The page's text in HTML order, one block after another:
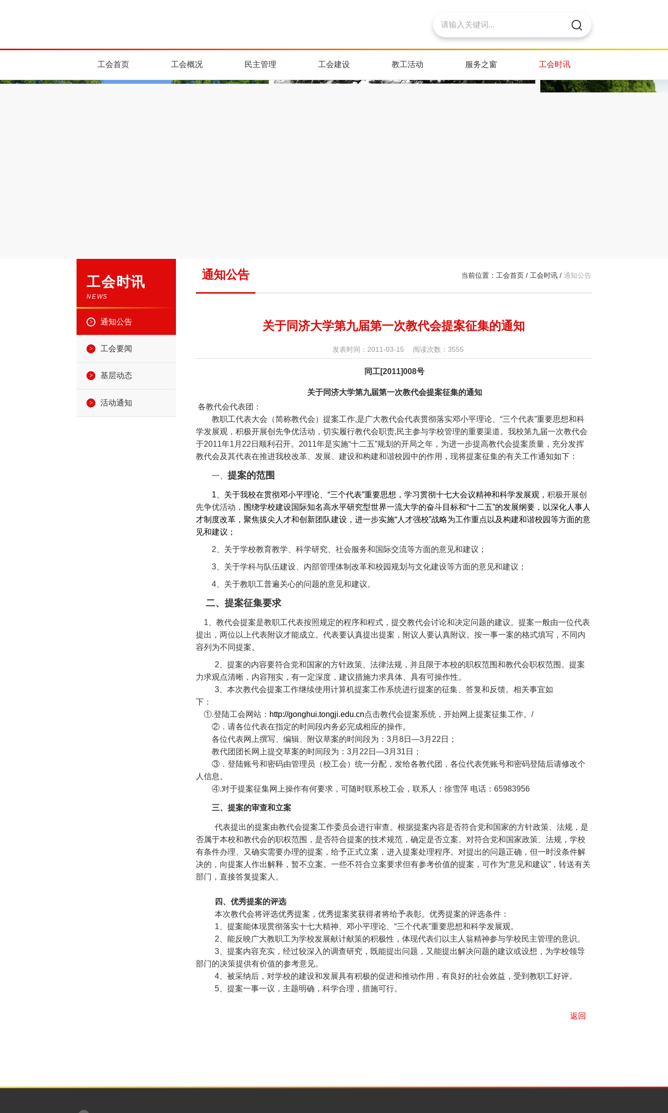
工会首页 工会概况 民主管理 工会建设 教工活动 服务之窗 工会时讯
工会时讯
NEWS
通知公告
工会要闻
基层动态
活动通知
通知公告 当前位置： 工会首页/ 工会时讯/ 通知公告
关于同济大学第九届第一次教代会提案征集的通知
发表时间：2011-03-15 阅读次数：3555
同工[2011]008号
关于同济大学第九届第一次教代会提案征集的通知
各教代会代表团：
教职工代表大会（简称教代会）提案工作,是广大教代会代表贯彻落实邓小平理论、“三个代表”重要思想和科
学发展观，积极开展创先争优活动，切实履行教代会职责,民主参与学校管理的重要渠道。我校第九届一次教代会
于2011年1月22日顺利召开。2011年是实施“十二五”规划的开局之年，为进一步提高教代会提案质量，充分发挥
教代会及其代表在推进我校改革、发展、建设和构建和谐校园中的作用，现将提案征集的有关工作通知如下：
一、提案的范围
1 、关于我校在贯彻邓小平理论、“三个代表”重要思想，学习贯彻十七大会议精神和科学发展观，积极开展创
先争优活动， 围绕学校建设国际知名高水平研究型世界一流大学的奋斗目标和“十二五”的发展纲要，以深化人事人
才制度改革，聚焦拔尖人才和创新团队建设，进一步实施“人才强校”战略为工作重点以及构建和谐校园等方面的意
见和建议；
2 、关于学校教育教学、科学研究、社会服务和国际交流等方面的意见和建议；
3 、关于学科与队伍建设、内部管理体制改革和校园规划与文化建设等方面的意见和建议；
4 、关于教职工普遍关心的问题的意见和建议。
二、提案征集要求
1 、教代会提案是教职工代表按照规定的程序和程式，提交教代会讨论和决定问题的建议。提案一般由一位代表
提出，两位以上代表附议才能成立。代表要认真提出提案，附议人要认真附议。按一事一案的格式填写，不同内
容列为不同提案。
2 、提案的内容要符合党和国家的方针政策、法律法规，并且限于本校的职权范围和教代会职权范围。提案
力求观点清晰，内容翔实，有一定深度，建议措施力求具体、具有可操作性。
3、本次教代会提案工作继续使用计算机提案工作系统进行提案的征集、答复和反馈。相关事宜如
下：
①.登陆工会网站： http://gonghui.tongji.edu.cn点击教代会提案系统，开始网上提案征集工作。/
②．请各位代表在指定的时间段内务必完成相应的操作。
各位代表网上撰写、编辑、附议草案的时间段为：3月8日—3月22日；
教代团团长网上提交草案的时间段为：3月22日—3月31日；
③．登陆账号和密码由管理员（校工会）统一分配，发给各教代团，各位代表凭账号和密码登陆后请修改个
人信息。
④.对于提案征集网上操作有何要求，可随时联系校工会，联系人：徐雪萍 电话：65983956
三、提案的审查和立案
代表提出的提案由教代会提案工作委员会进行审查。根据提案内容是否符合党和国家的方针政策、法规，是
否属于本校和教代会的职权范围，是否符合提案的技术规范，确定是否立案。对符合党和国家政策、法规，学校
有条件办理、又确实需要办理的提案，给予正式立案，进入提案处理程序。对提出的问题正确，但一时没条件解
决的，向提案人作出解释，暂不立案。一些不符合立案要求但有参考价值的提案，可作为“意见和建议”，转送有关
部门，直接答复提案人。
四、优秀提案的评选
本次教代会将评选优秀提案，优秀提案奖获得者将给予表彰。优秀提案的评选条件：
1 、提案能体现贯彻落实十七大精神、邓小平理论、“三个代表”重要思想和科学发展观。
2 、能反映广大教职工为学校发展献计献策的积极性，体现代表们以主人翁精神参与学校民主管理的意识。
3、提案内容充实，经过较深入的调查研究，既能提出问题，又能提出解决问题的建议或设想，为学校领导
部门的决策提供有价值的参考意见。
4、被采纳后，对学校的建设和发展具有积极的促进和推动作用，有良好的社会效益，受到教职工好评。
5、提案一事一议，主题明确，科学合理，措施可行。
返回